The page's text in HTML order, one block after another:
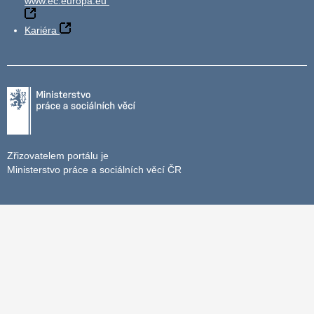
Kariéra
Zřizovatelem portálu je
Ministerstvo práce a sociálních věcí ČR